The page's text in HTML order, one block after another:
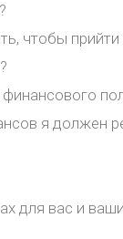
чтобы
я должен
для вас и